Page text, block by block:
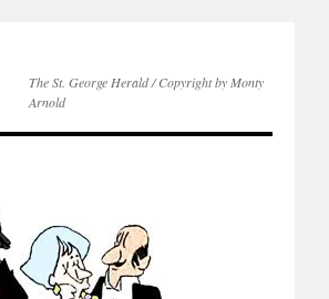
The St. George Herald / Copyright by Monty
Arnold